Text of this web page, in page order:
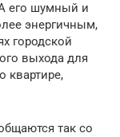
его шумный и
энергичным,
городской
выхода для
квартире,
так со